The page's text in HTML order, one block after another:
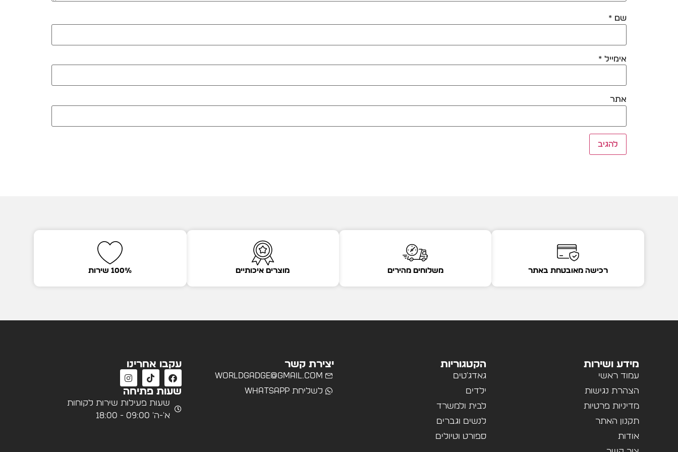
שם *
אימייל *
אתר
רכישה מאובטחת באתר משלוחים מהירים מוצרים איכותיים 100% שירות
מידע ושירות
עמוד ראשי
הצהרת נגישות
מדיניות פרטיות
תקנון האתר
אודות
הקטגוריות
גאדג'טים
ילדים
לבית ולמשרד
לנשים וגברים
ספורט וטיולים
יצירת קשר
worldgadge@gmail.com
לשליחת WhatsApp
עקבו אחרינו
שעות פתיחה
שעות פעילות שירות לקוחות
א'-ה' 09:00 - 18:00